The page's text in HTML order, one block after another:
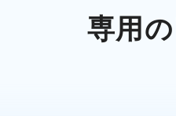
専用の